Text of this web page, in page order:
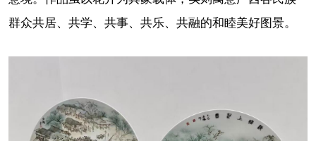
群众共居、共学、共事、共乐、共融的和睦美好图景。